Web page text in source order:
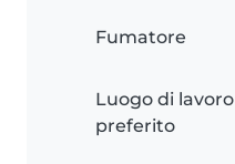
Fumatore
Luogo di lavoro
preferito